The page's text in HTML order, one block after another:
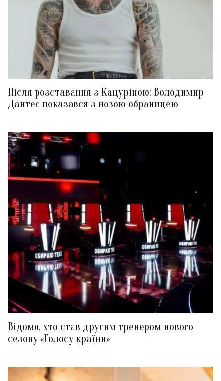
Після розставання з Кацуріною: Володимир
Дантес показався з новою обраницею
Відомо, хто став другим тренером нового
сезону «Голосу країни»